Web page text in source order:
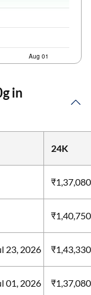
in
24K
₹1,37,080
₹1,40,750
23, 2026
01, 2026